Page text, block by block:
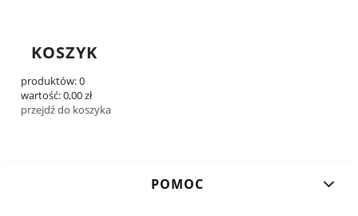
KOSZYK
produktów:0
wartość:0,00 zł
przejdź do koszyka
POMOC